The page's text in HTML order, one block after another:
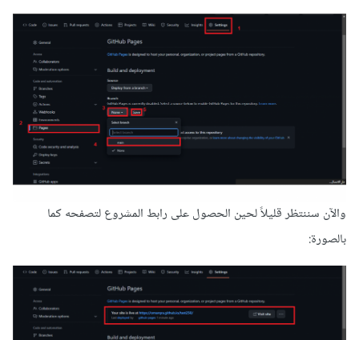
والآن سننتظر قليلاً لحين الحصول على رابط المشروع لتصفحه كما
بالصورة: